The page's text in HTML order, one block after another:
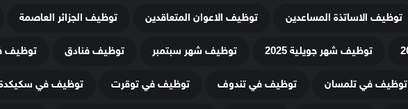
توظيف الاساتذة المساعدين توظيف الاعوان المتعاقدين توظيف الجزائر العاصمة
توظيف شهر جويلية 2025 توظيف شهر سبتمبر توظيف فنادق توظيف
توظيف في تلمسان توظيف في تندوف توظيف في توقرت توظيف في